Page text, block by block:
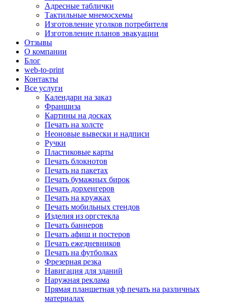
Адресные таблички
Тактильные мнемосхемы
Изготовление уголков потребителя
Изготовление планов эвакуации
Отзывы
О компании
Блог
web-to-print
Контакты
Все услуги
Календари на заказ
Франшиза
Картины на досках
Печать на холсте
Неоновые вывески и надписи
Ручки
Пластиковые карты
Печать блокнотов
Печать на пакетах
Печать бумажных бирок
Печать дорхенгеров
Печать на кружках
Печать мобильных стендов
Изделия из оргстекла
Печать баннеров
Печать афиш и постеров
Печать ежедневников
Печать на футболках
Фрезерная резка
Навигация для зданий
Наружная реклама
Прямая планшетная уф печать на различных
материалах